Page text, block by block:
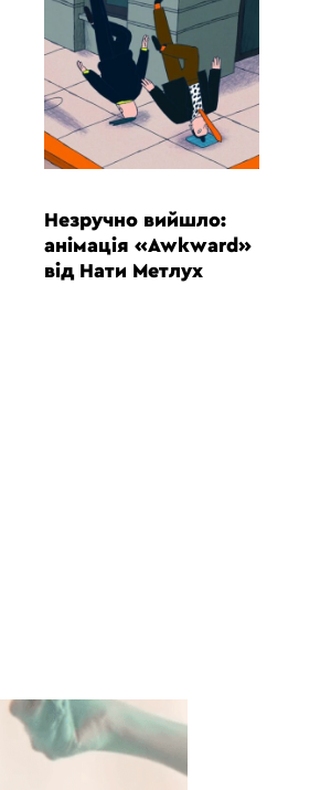
Незручно вийшло:
анімація «Awkward»
від Нати Метлух